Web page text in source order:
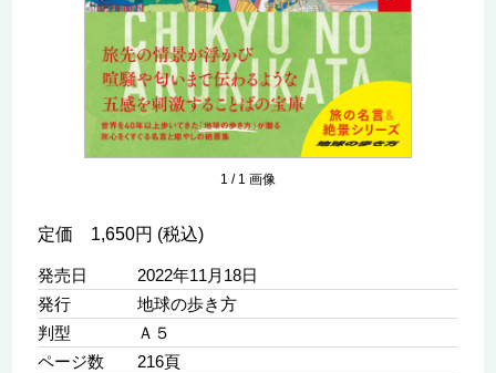
1 / 1 画像
定価 1,650円 (税込)
発売日
2022年11月18日
発行
地球の歩き方
判型
Ａ５
ページ数
216頁